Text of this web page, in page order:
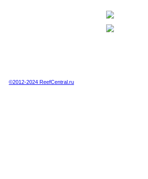
©2012-2024 ReefCentral.ru